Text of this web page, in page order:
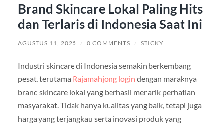
Brand Skincare Lokal Paling Hits
dan Terlaris di Indonesia Saat Ini
AGUSTUS 11, 2025 / 0 COMMENTS / STICKY
Industri skincare di Indonesia semakin berkembang
pesat, terutama Rajamahjong login dengan maraknya
brand skincare lokal yang berhasil menarik perhatian
masyarakat. Tidak hanya kualitas yang baik, tetapi juga
harga yang terjangkau serta inovasi produk yang